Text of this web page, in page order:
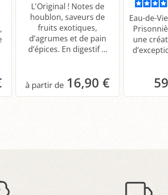
L'Original ! Notes de
houblon, saveurs de
fruits exotiques,
d’agrumes et de pain
d’épices. En digestif ...
16,90 €
Eau-de-
une